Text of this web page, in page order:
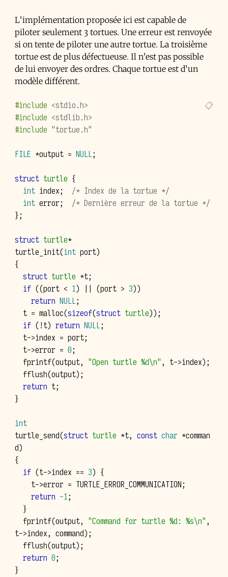
L’implémentation proposée ici est capable de
piloter seulement 3 tortues. Une erreur est renvoyée
si on tente de piloter une autre tortue. La troisième
tortue est de plus défectueuse. Il n’est pas possible
de lui envoyer des ordres. Chaque tortue est d’un
modèle différent.
#include <stdio.h>
#include <stdlib.h>
#include "tortue.h"
FILE *output = NULL;
struct turtle {
int index;
/* Index de la tortue */
int error;
/* Dernière erreur de la tortue */
};
struct turtle*
turtle_init(int port)
{
struct turtle *t;
if ((port < 1) || (port > 3))
return NULL;
t = malloc(sizeof(struct turtle));
if (!t) return NULL;
t->index = port;
t->error = 0;
fprintf(output, "Open turtle %d\n", t->index);
fflush(output);
return t;
}
int
turtle_send(struct turtle *t, const char *comman
d)
{
if (t->index == 3) {
t->error = TURTLE_ERROR_COMMUNICATION;
return -1;
}
fprintf(output, "Command for turtle %d: %s\n",
t->index, command);
fflush(output);
return 0;
}